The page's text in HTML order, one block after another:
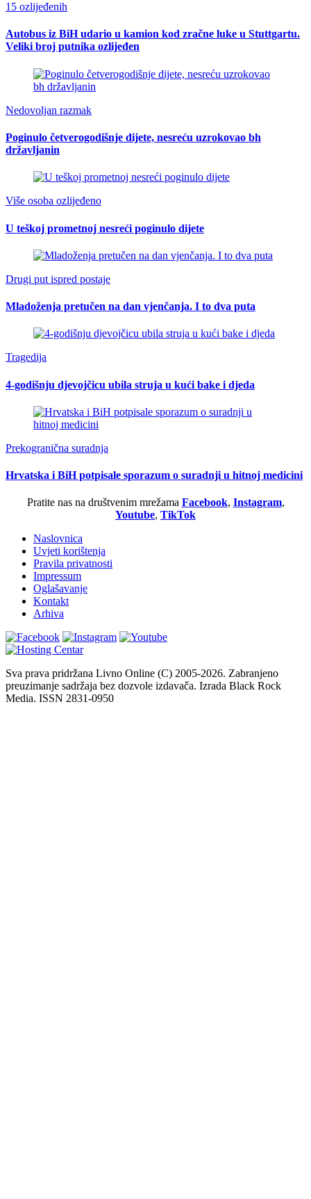
15 ozlijeđenih
Autobus iz BiH udario u kamion kod zračne luke u Stuttgartu.
Veliki broj putnika ozlijeđen
Nedovoljan razmak
Poginulo četverogodišnje dijete, nesreću uzrokovao bh
državljanin
Više osoba ozlijeđeno
U teškoj prometnoj nesreći poginulo dijete
Drugi put ispred postaje
Mladoženja pretučen na dan vjenčanja. I to dva puta
Tragedija
4-godišnju djevojčicu ubila struja u kući bake i djeda
Prekogranična suradnja
Hrvatska i BiH potpisale sporazum o suradnji u hitnoj medicini
Pratite nas na društvenim mrežama Facebook, Instagram,
Youtube, TikTok
Naslovnica
Uvjeti korištenja
Pravila privatnosti
Impressum
Oglašavanje
Kontakt
Arhiva
Sva prava pridržana Livno Online (C) 2005-2026. Zabranjeno
preuzimanje sadržaja bez dozvole izdavača. Izrada Black Rock
Media. ISSN 2831-0950